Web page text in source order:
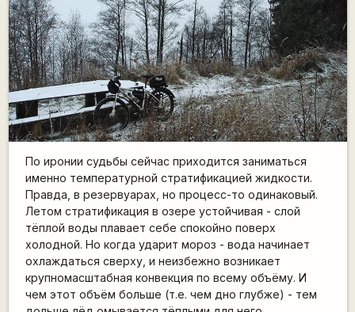
По иронии судьбы сейчас приходится заниматься
именно температурной стратификацией жидкости.
Правда, в резервуарах, но процесс-то одинаковый.
Летом стратификация в озере устойчивая - слой
тёплой воды плавает себе спокойно поверх
холодной. Но когда ударит мороз - вода начинает
охлаждаться сверху, и неизбежно возникает
крупномасштабная конвекция по всему объёму. И
чем этот объём больше (т.е. чем дно глубже) - тем